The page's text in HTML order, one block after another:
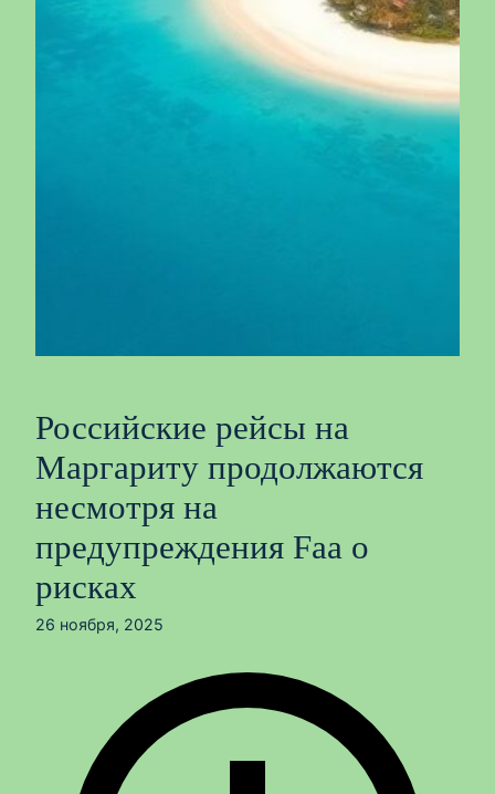
Российские рейсы на
Маргариту продолжаются
несмотря на
предупреждения Faa о
рисках
26 ноября, 2025